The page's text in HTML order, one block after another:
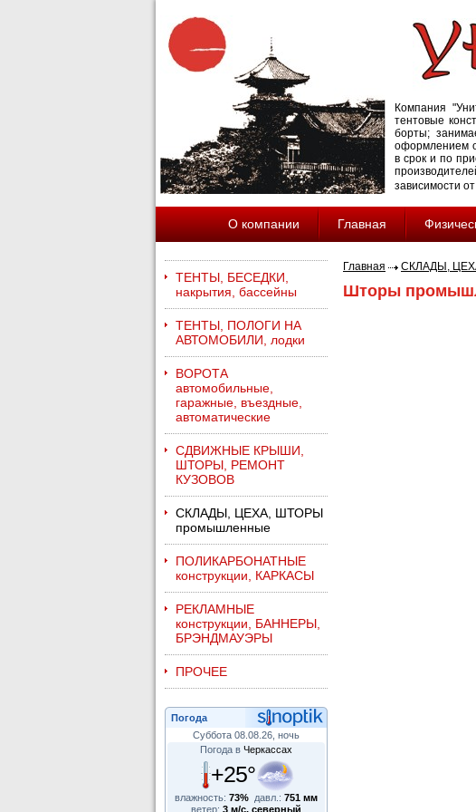
Компания
тентовые
борты;
оформлением
в срок и по
зависимости
О компании Главная
ТЕНТЫ, БЕСЕДКИ,
накрытия, бассейны
ТЕНТЫ, ПОЛОГИ НА
АВТОМОБИЛИ, лодки
ВОРОТА
автомобильные,
гаражные, въездные,
автоматические
СДВИЖНЫЕ КРЫШИ,
ШТОРЫ, РЕМОНТ
КУЗОВОВ
СКЛАДЫ, ЦЕХА, ШТОРЫ
промышленные
ПОЛИКАРБОНАТНЫЕ
конструкции, КАРКАСЫ
РЕКЛАМНЫЕ
конструкции, БАННЕРЫ,
БРЭНДМАУЭРЫ
ПРОЧЕЕ
Погода
Суббота 08.08.26, ночь
Погода в Черкассах
+25°
влажность: 73% давл.: 751 мм
ветер: 3 м/с, северный
Главная СКЛАДЫ,
Шторы